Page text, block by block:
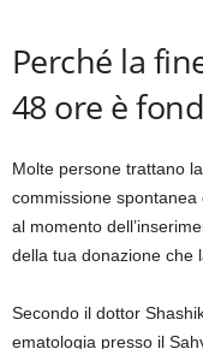
Perché la
48 ore è
Molte persone trattano
commissione
al momento
della tua donazione che
Secondo il dottor
ematologia presso il